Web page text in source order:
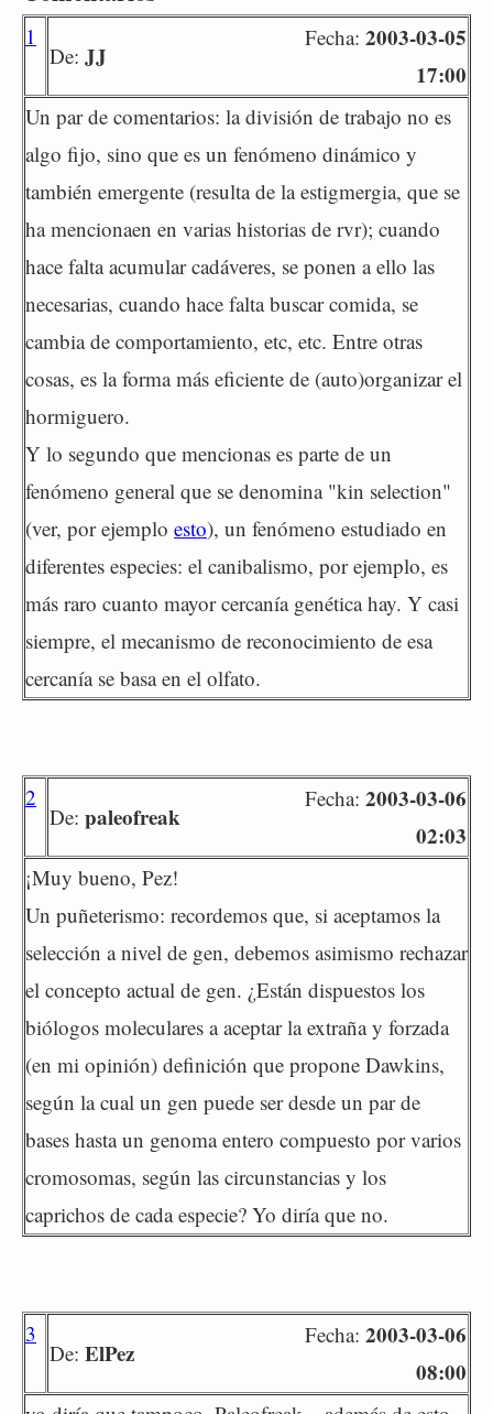
1
De: JJ
Fecha: 2003-03-05
17:00
Un par de comentarios: la división de trabajo no es
algo fijo, sino que es un fenómeno dinámico y
también emergente (resulta de la estigmergia, que se
ha mencionaen en varias historias de rvr); cuando
hace falta acumular cadáveres, se ponen a ello las
necesarias, cuando hace falta buscar comida, se
cambia de comportamiento, etc, etc. Entre otras
cosas, es la forma más eficiente de (auto)organizar el
hormiguero.
Y lo segundo que mencionas es parte de un
fenómeno general que se denomina "kin selection"
(ver, por ejemplo esto), un fenómeno estudiado en
diferentes especies: el canibalismo, por ejemplo, es
más raro cuanto mayor cercanía genética hay. Y casi
siempre, el mecanismo de reconocimiento de esa
cercanía se basa en el olfato.
2
De: paleofreak
Fecha: 2003-03-06
02:03
¡Muy bueno, Pez!
Un puñeterismo: recordemos que, si aceptamos la
selección a nivel de gen, debemos asimismo rechazar
el concepto actual de gen. ¿Están dispuestos los
biólogos moleculares a aceptar la extraña y forzada
(en mi opinión) definición que propone Dawkins,
según la cual un gen puede ser desde un par de
bases hasta un genoma entero compuesto por varios
cromosomas, según las circunstancias y los
caprichos de cada especie? Yo diría que no.
3
De: ElPez
Fecha: 2003-03-06
08:00